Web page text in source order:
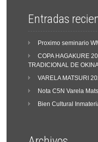
Entradas
Proximo seminario
COPA HAGAKURE
TRADICIONAL DE
VARELA MATSURI
Nota C5N Varela
Bien Cultural